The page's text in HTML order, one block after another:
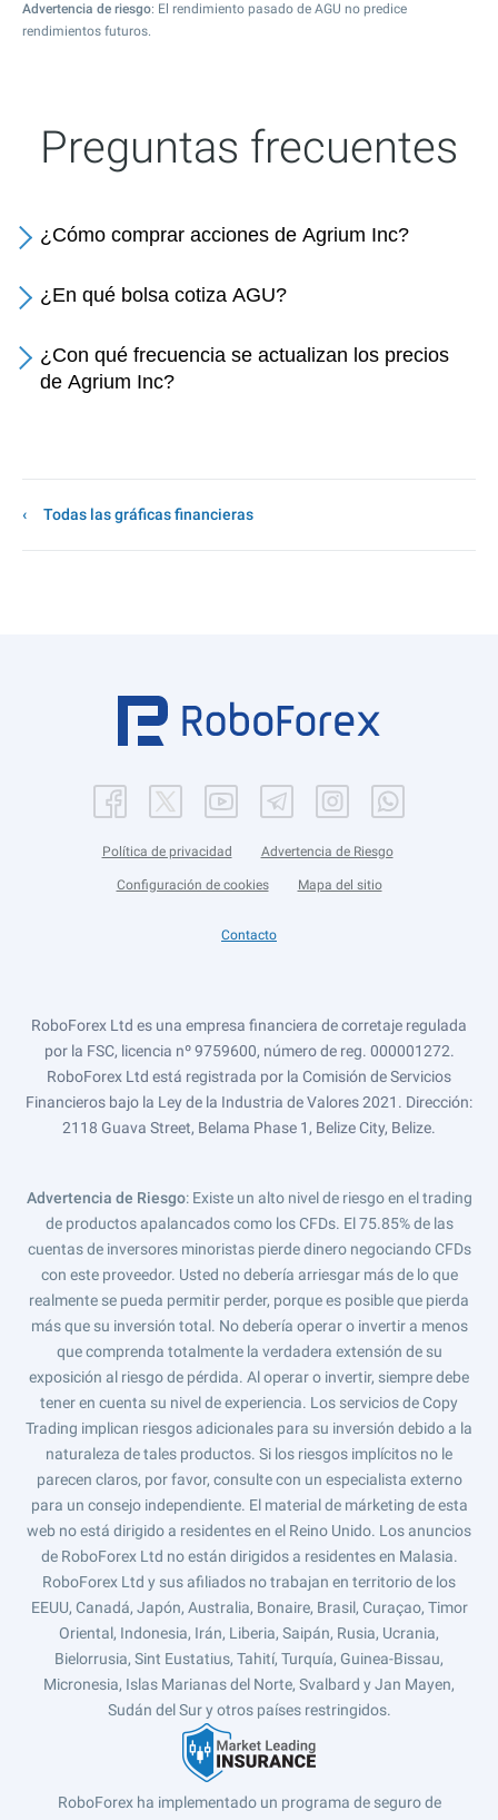
Advertencia de riesgo: El rendimiento pasado de AGU no predice
rendimientos futuros.
Preguntas frecuentes
¿Cómo comprar acciones de Agrium Inc?
¿En qué bolsa cotiza AGU?
¿Con qué frecuencia se actualizan los precios
de Agrium Inc?
Todas las gráficas financieras
Política de privacidad Advertencia de Riesgo
Configuración de cookies Mapa del sitio
Contacto
RoboForex Ltd es una empresa financiera de corretaje regulada
por la FSC, licencia nº 9759600, número de reg. 000001272.
RoboForex Ltd está registrada por la Comisión de Servicios
Financieros bajo la Ley de la Industria de Valores 2021. Dirección:
2118 Guava Street, Belama Phase 1, Belize City, Belize.
Advertencia de Riesgo: Existe un alto nivel de riesgo en el trading
de productos apalancados como los CFDs. El 75.85% de las
cuentas de inversores minoristas pierde dinero negociando CFDs
con este proveedor. Usted no debería arriesgar más de lo que
realmente se pueda permitir perder, porque es posible que pierda
más que su inversión total. No debería operar o invertir a menos
que comprenda totalmente la verdadera extensión de su
exposición al riesgo de pérdida. Al operar o invertir, siempre debe
tener en cuenta su nivel de experiencia. Los servicios de Copy
Trading implican riesgos adicionales para su inversión debido a la
naturaleza de tales productos. Si los riesgos implícitos no le
parecen claros, por favor, consulte con un especialista externo
para un consejo independiente. El material de márketing de esta
web no está dirigido a residentes en el Reino Unido. Los anuncios
de RoboForex Ltd no están dirigidos a residentes en Malasia.
RoboForex Ltd y sus afiliados no trabajan en territorio de los
EEUU, Canadá, Japón, Australia, Bonaire, Brasil, Curaçao, Timor
Oriental, Indonesia, Irán, Liberia, Saipán, Rusia, Ucrania,
Bielorrusia, Sint Eustatius, Tahití, Turquía, Guinea-Bissau,
Micronesia, Islas Marianas del Norte, Svalbard y Jan Mayen,
Sudán del Sur y otros países restringidos.
RoboForex ha implementado un programa de seguro de